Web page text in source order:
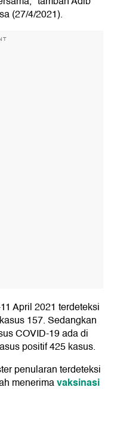
(27/4/2021).
April 2021 terdeteksi
157. Sedangkan
COVID-19 ada di
positif 425 kasus.
penularan terdeteksi
menerimavaksinasi